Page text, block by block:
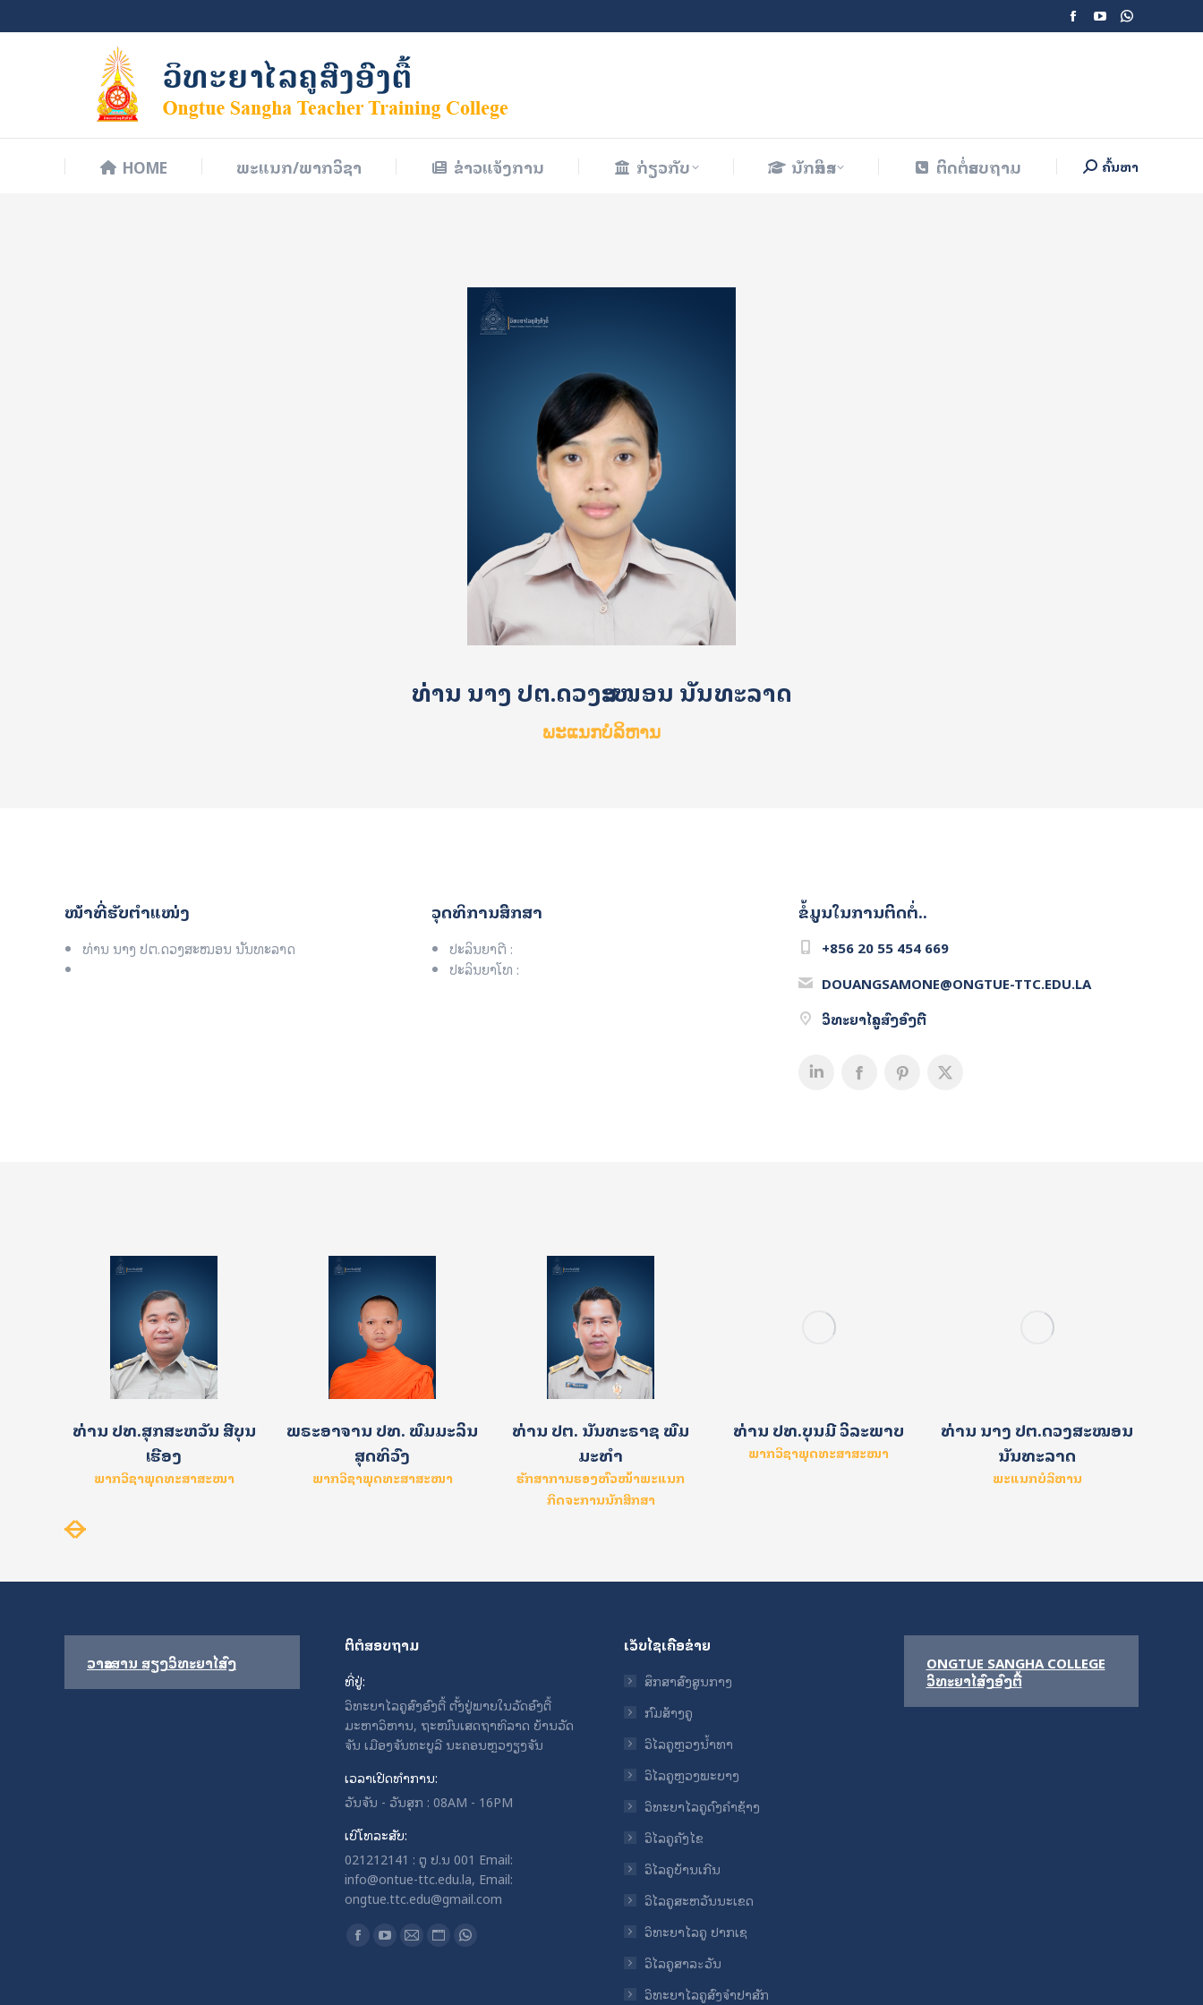
Facebook
window
YouTube
window
Whatsapp
window
HOME ພະແນກ/ພາກວິຊາ ຂ່າວແຈ້ງການ ກ່ຽວກັບ ນັກສຶກສາ ຕິດຕໍ່ສອບຖາມ Search:
ຄົ້ນຫາ
ທ່ານ ນາງ ປຕ.ດວງສະໝອນ ນັນທະລາດ
ພະແນກບໍລິຫານ
ໜ້າທີ່ຮັບຕໍາແໜ່ງ
ທ່ານ ນາງ ປຕ.ດວງສະໝອນ ນັນທະລາດ
ວຸດທິການສຶກສາ
ປະລິນຍາຕີ :
ປະລິນຍາໂທ :
ຂໍ້ມູນໃນການຕິດຕໍ່..
+856 20 55 454 669
DOUANGSAMONE@ONGTUE-TTC.EDU.LA
ວິທະຍາໄລຄູສົງອົງຕື
ທ່ານ ປທ.ສຸກສະຫວັນ ສີບຸນ
ເຮືອງ
ພາກວິຊາພຸດທະສາສະໜາ
ພຣະອາຈານ ປທ. ພົມມະລິນ
ສຸດທິວົງ
ພາກວິຊາພຸດທະສາສະໜາ
ທ່ານ ປຕ. ນັນທະຣາຊ ພົມ
ມະທຳ
ຮັກສາການຮອງຫົວໜ້າພະແນກ
ກິດຈະການນັກສຶກສາ
ທ່ານ ປທ.ບຸນມີ ວິລະພາບ
ພາກວິຊາພຸດທະສາສະໜາ
ທ່ານ ນາງ ປຕ.ດວງສະໝອນ
ນັນທະລາດ
ພະແນກບໍລິຫານ
ວາລະສານ ສຽງວິທະຍາໄລສົງ
ຕິຕໍສອບຖາມ
ທີ່ຢູ່:
ວິທະຍາໄລຄູສົງອົງຕື້ ຕັ້ງຢູ່ພາຍໃນວັດອົງຕື້
ມະຫາວິຫານ, ຖະໜົນເສດຖາທິລາດ ບ້ານວັດ
ຈັນ ເມືອງຈັນທະບູລີ ນະຄອນຫຼວງຽງຈັນ
ເວລາເປີດທໍາການ:
ວັນຈັນ - ວັນສຸກ : 08AM - 16PM
ເບີໂທລະສັບ:
021212141 : ຕູ ປ.ນ 001 Email:
info@ontue-ttc.edu.la, Email:
ongtue.ttc.edu@gmail.com
Find us on:
Facebook
YouTube
MailWebsiteWhatsapp
ເວັບໄຊເຄືອຂ່າຍ
ສຶກສາສົງສູນກາງ
ກົມສ້າງຄູ
ວິໄລຄູຫຼວງນ້ຳທາ
ວິໄລຄູຫຼວງພະບາງ
ວິທະຍາໄລຄູດົງຄໍາຊ້າງ
ວິໄລຄູຄັງໄຂ
ວິໄລຄູບ້ານເກີນ
ວິໄລຄູສະຫວັນນະເຂດ
ວິທະຍາໄລຄູ ປາກເຊ
ວິໄລຄູສາລะວັນ
ວິທະຍາໄລຄູສົງຈໍາປາສັກ
ONGTUE SANGHA COLLEGE
ວິທະຍາໄລສົງອົງຕື້
HOME ພະແນກ/ພາກວິຊາ ຂ່າວແຈ້ງການ ກ່ຽວກັບ ນັກສຶກສາ ຕິດຕໍ່ສອບຖາມ Search:
ຄົ້ນຫາ